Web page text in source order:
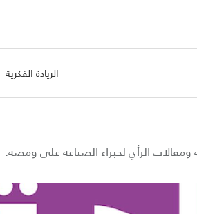
الريادة الفكرية
ومقالات الرأي لخبراء الصناعة على ومضة.